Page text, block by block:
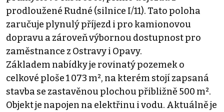
prodloužené Rudné (silnice I/11). Tato poloha
zaručuje plynulý příjezd i pro kamionovou
dopravu a zároveň výbornou dostupnost pro
zaměstnance z Ostravy i Opavy.
Základem nabídky je rovinatý pozemek o
celkové ploše 1 073 m², na kterém stojí zapsaná
stavba se zastavěnou plochou přibližně 500 m².
Objekt je napojen na elektřinu i vodu. Aktuálně je